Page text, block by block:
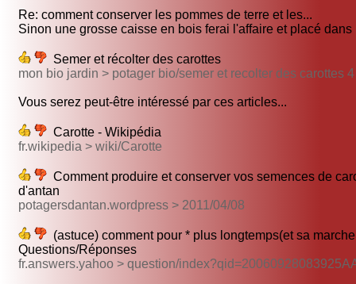
Re: comment conserver les pommes de terre et les...
Sinon une grosse caisse en bois ferai l'affaire et placé dans
Semer et récolter des carottes
mon bio jardin > potager bio/semer et recolter des carottes 4
Vous serez peut-être intéressé par ces articles...
Carotte - Wikipédia
fr.wikipedia > wiki/Carotte
Comment produire et conserver vos semences de
d'antan
potagersdantan.wordpress > 2011/04/08
(astuce) comment pour * plus longtemps(et sa
Questions/Réponses
fr.answers.yahoo > question/